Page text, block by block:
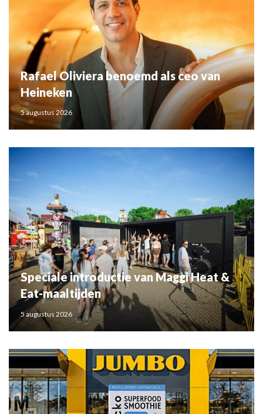
Rafael Oliviera benoemd als ceo van
Heineken
5 augustus 2026
Speciale introductie van Maggi Heat &
Eat-maaltijden
5 augustus 2026